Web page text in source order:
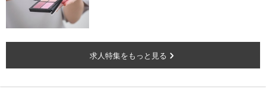
求人特集をもっと見る